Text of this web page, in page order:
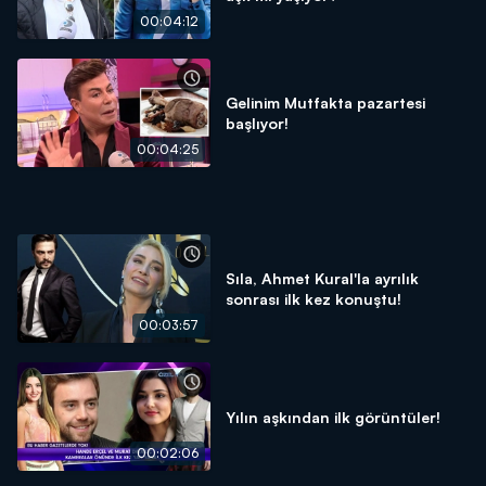
00:04:12
00:04:25
Gelinim Mutfakta pazartesi
başlıyor!
00:03:57
Sıla, Ahmet Kural'la ayrılık
sonrası ilk kez konuştu!
00:02:06
Yılın aşkından ilk görüntüler!